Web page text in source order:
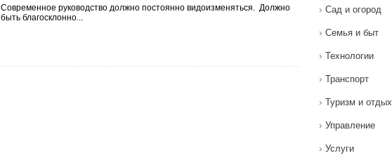
Современное руководство должно постоянно видоизменяться. Должно
быть благосклонно...
Сад и огород
Семья и быт
Технологии
Транспорт
Туризм и отдых
Управление
Услуги